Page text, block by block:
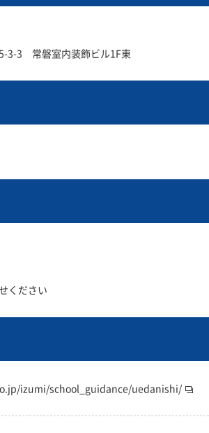
3-3 常磐室内装飾ビル1F東
ください
izumi/school_guidance/uedanishi/